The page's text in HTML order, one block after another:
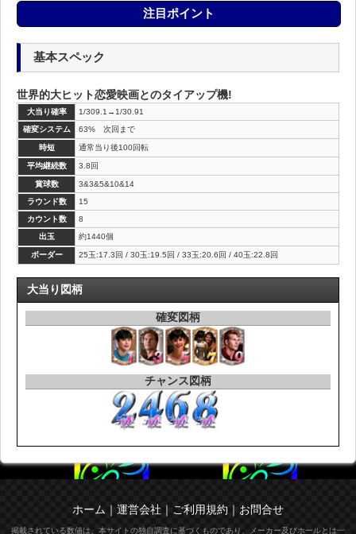
注目ポイント
基本スペック
世界的大ヒット恋愛映画とのタイアップ機!
大当り確率
1/309.1→1/30.91
確変システム
63% 次回まで
時短 通常当り後100回転
平均継続数 3.8回
賞球数
3&3&5&10&14
ラウンド数
15
カウント数
8
出玉
約1440個
ボーダー 25玉:17.3回 / 30玉:19.5回 / 33玉:20.6回 / 40玉:22.8回
大当り図柄
確変図柄
チャンス図柄
ホーム ｜ 運営会社 ｜ ご利用規約 ｜ お問合せ
掲載されている数値は、本サイトの独自調査に基づくものであり、メーカー及びホールとは一